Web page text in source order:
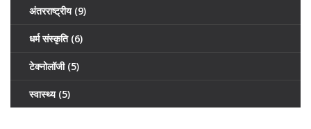
अंतरराष्ट्रीय (9)
धर्म संस्कृति (6)
टेक्नोलॉजी (5)
स्वास्थ्य (5)